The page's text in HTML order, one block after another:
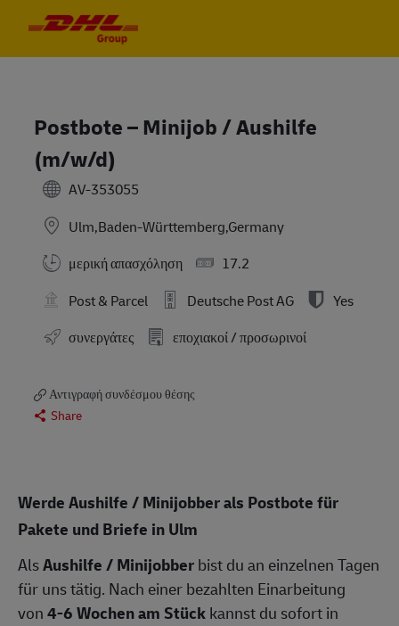
Postbote – Minijob / Aushilfe
(m/w/d)
AV-353055
Ulm,Baden-Württemberg,Germany
μερική απασχόληση
17.2
Post & Parcel
Deutsche Post AG
Yes
συνεργάτες
εποχιακοί / προσωρινοί
Αντιγραφή συνδέσμου θέσης
Share
Werde Aushilfe / Minijobber als Postbote für
Pakete und Briefe in Ulm
AlsAushilfe / Minijobberbist du an einzelnen Tagen
für uns tätig. Nach einer bezahlten Einarbeitung
von4-6 Wochen am Stückkannst du sofort in